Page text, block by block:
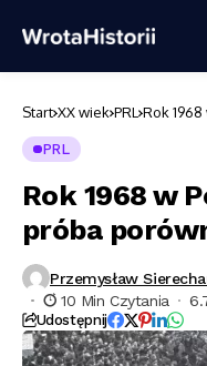
Start XX wiek PRL Rok
PRL
Rok 1968 w
próba
Przemysław
10 Min Czytania
Udostępnij